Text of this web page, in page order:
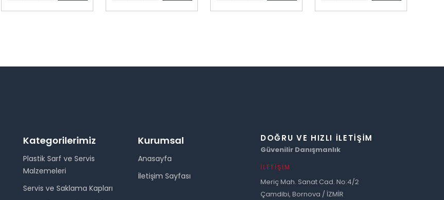
Kategorilerimiz
Plastik Sarf ve Servis
Malzemeleri
Servis ve Saklama Kapları
Kurumsal
Anasayfa
İletişim Sayfası
DOĞRU VE HIZLI İLETIŞIM
Güvenilir Danışmanlık
İLETIŞIM
Meriç Mah. Sanat Cad. No:4/2
Çamdibi, Bornova / İZMİR